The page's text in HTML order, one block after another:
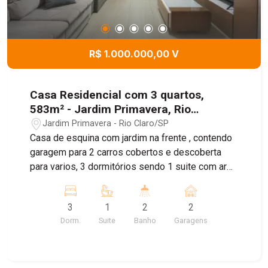
R$ 1.000.000,00 V
Casa Residencial com 3 quartos,
583m² - Jardim Primavera, Rio
Claro/SP
Jardim Primavera - Rio Claro/SP
Casa de esquina com jardim na frente , contendo
garagem para 2 carros cobertos e descoberta
para varios, 3 dormitórios sendo 1 suite com ar
jantar, sala de tv, cozinha com planejado, banheiro,
area de serviço, area de lazer com 1 dormitorio e
banheiro, amplo quintal
3
Dorm.
1
Suite
2
Banho
2
Garagens